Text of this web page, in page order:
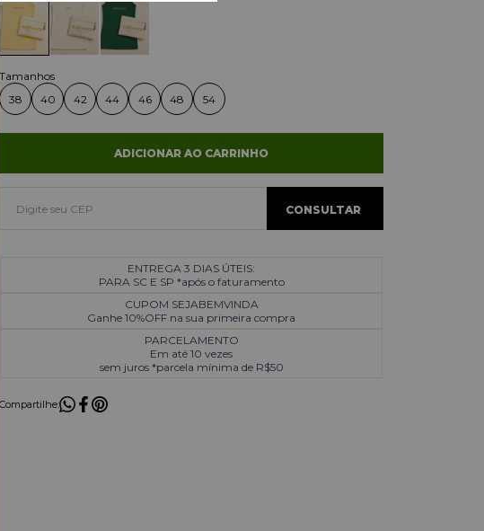
38 40 42 44 46 48 54
ADICIONAR AO CARRINHO
ENTREGA 3 DIAS ÚTEIS:
PARA SC E SP *após o faturamento
CUPOM SEJABEMVINDA
Ganhe 10%OFF na sua primeira compra
PARCELAMENTO
Em até 10 vezes
sem juros *parcela mínima de R$50
Compartilhe: